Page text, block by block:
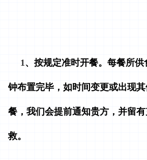
1、 按规定准时开餐。每餐所供
钟布置完毕，如时间变更或出现
餐，我们会提前通知贵方，并留
救。